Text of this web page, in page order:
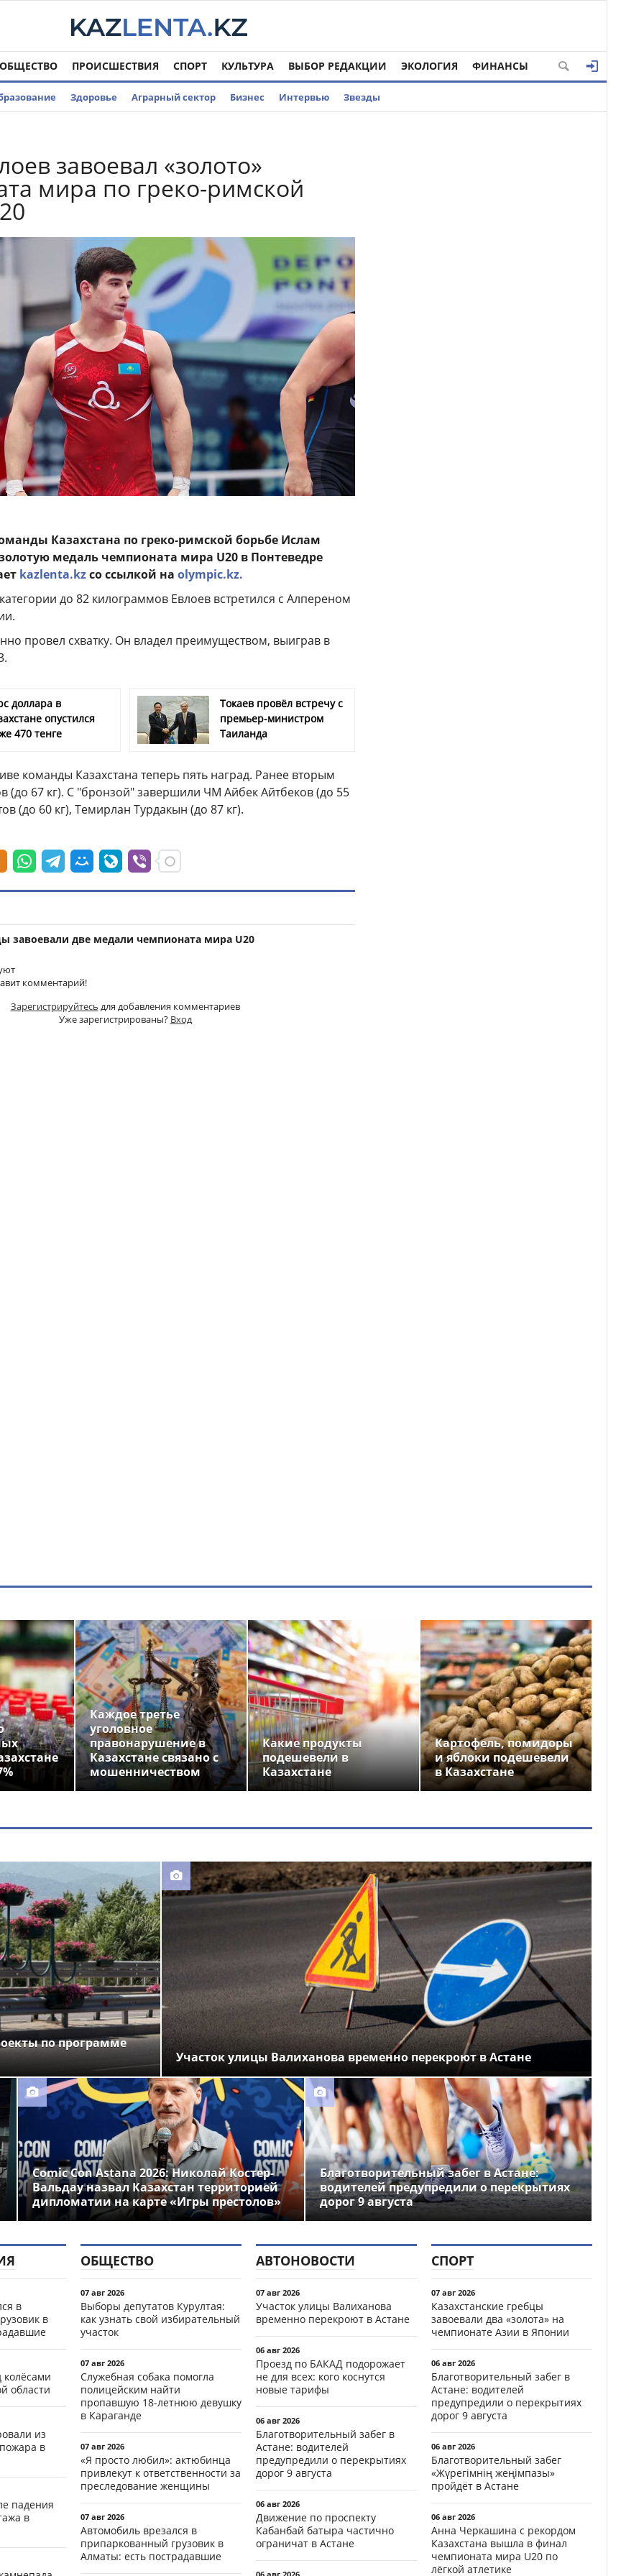
ОБЩЕСТВО ПРОИСШЕСТВИЯ СПОРТ КУЛЬТУРА ВЫБОР РЕДАКЦИИ ЭКОЛОГИЯ ФИНАНСЫ
Здоровье Аграрный сектор Бизнес Интервью Звезды
завоевал «золото»
мира по греко-римской
Казахстана по греко-римской борьбе Ислам
медаль чемпионата мира U20 в Понтеведре
kazlenta.kzсо ссылкой на olympic.kz.
до 82 килограммов Евлоев встретился с Алпереном
провел схватку. Он владел преимуществом, выиграв в
доллара в
опустился
470 тенге
Токаев провёл встречу с
премьер-министром
Таиланда
команды Казахстана теперь пять наград. Ранее вторым
(до 67 кг). С "бронзой" завершили ЧМ Айбек Айтбеков (до 55
(до 60 кг), Темирлан Турдакын (до 87 кг).
завоевали две медали чемпионата мира U20
комментарий!
Зарегистрируйтесь для добавления комментариев
Уже зарегистрированы? Вход
Каждое третье
уголовное
правонарушение в
Казахстане связано с
мошенничеством
Какие продукты
подешевели в
Казахстане
Картофель, помидоры
и яблоки подешевели
в Казахстане
по программе
Участок улицы Валиханова временно перекроют в Астане
Comic Con Astana 2026: Николай Костер-
Вальдау назвал Казахстан территорией
дипломатии на карте «Игры престолов»
Благотворительный забег в Астане:
водителей предупредили о перекрытиях
дорог 9 августа
в
в
области
из
в
падения
в
ОБЩЕСТВО
07 авг 2026
Выборы депутатов Курултая:
как узнать свой избирательный
участок
07 авг 2026
Служебная собака помогла
полицейским найти
пропавшую 18-летнюю девушку
в Караганде
07 авг 2026
«Я просто любил»: актюбинца
привлекут к ответственности за
преследование женщины
07 авг 2026
Автомобиль врезался в
припаркованный грузовик в
Алматы: есть пострадавшие
АВТОНОВОСТИ
07 авг 2026
Участок улицы Валиханова
временно перекроют в Астане
06 авг 2026
Проезд по БАКАД подорожает
не для всех: кого коснутся
новые тарифы
06 авг 2026
Благотворительный забег в
Астане: водителей
предупредили о перекрытиях
дорог 9 августа
06 авг 2026
Движение по проспекту
Кабанбай батыра частично
ограничат в Астане
СПОРТ
07 авг 2026
Казахстанские гребцы
завоевали два «золота» на
чемпионате Азии в Японии
06 авг 2026
Благотворительный забег в
Астане: водителей
предупредили о перекрытиях
дорог 9 августа
06 авг 2026
Благотворительный забег
«Жүрегімнің жеңімпазы»
пройдёт в Астане
06 авг 2026
Анна Черкашина с рекордом
Казахстана вышла в финал
чемпионата мира U20 по
лёгкой атлетике